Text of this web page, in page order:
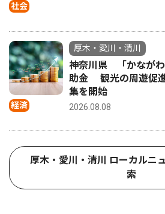
社会
経済
厚木・愛川・清川
神奈川県 「かなが
助金 観光の周遊促
集を開始
2026.08.08
厚木・愛川・清川 ローカルニ
索